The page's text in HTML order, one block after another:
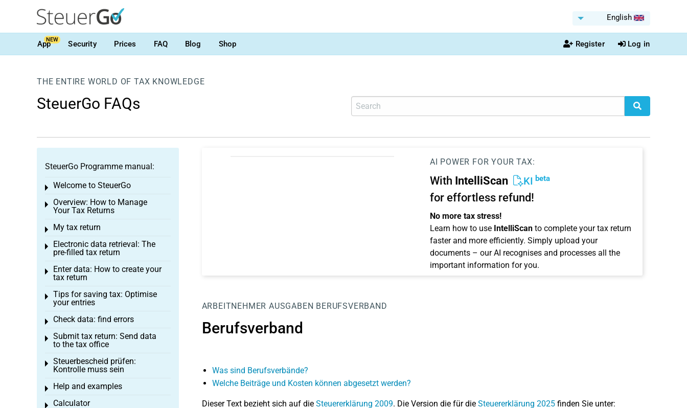
English
AppNEW Security Prices FAQ Blog Shop Register Log in
THE ENTIRE WORLD OF TAX KNOWLEDGE
SteuerGo FAQs
AI POWER FOR YOUR TAX:
With IntelliScan KI beta
for effortless refund!
No more tax stress!
Learn how to use IntelliScanto complete your tax return
faster and more efficiently. Simply upload your
documents – our AI recognises and processes all the
important information for you.
ARBEITNEHMER AUSGABEN BERUFSVERBAND
Berufsverband
Was sind Berufsverbände?
Welche Beiträge und Kosten können abgesetzt werden?
Dieser Text bezieht sich auf die Steuererklärung 2009. Die Version die für die Steuererklärung 2025finden Sie unter:
SteuerGo Programme manual:
Welcome to SteuerGo
Toggle menu
Overview: How to Manage
Your Tax Returns
Toggle menu
My tax return
Toggle menu
Electronic data retrieval: The
pre-filled tax return
Toggle menu
Enter data: How to create your
tax return
Toggle menu
Tips for saving tax: Optimise
your entries
Toggle menu
Check data: find errors
Toggle menu
Submit tax return: Send data
to the tax office
Toggle menu
Steuerbescheid prüfen:
Kontrolle muss sein
Toggle menu
Help and examples
Toggle menu
Calculator